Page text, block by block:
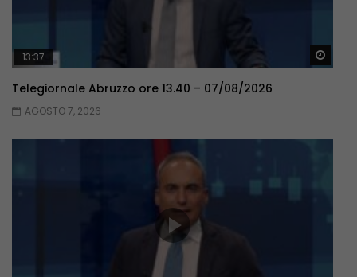
13:37
Telegiornale Abruzzo ore 13.40 – 07/08/2026
AGOSTO 7, 2026